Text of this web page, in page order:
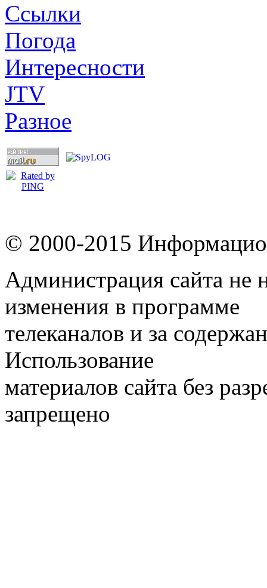
Ссылки
Погода
Интересности
JTV
Разное
© 2000-2015
Администрация сайта не
изменения в программе
телеканалов и за
Использование
материалов сайта без
запрещено